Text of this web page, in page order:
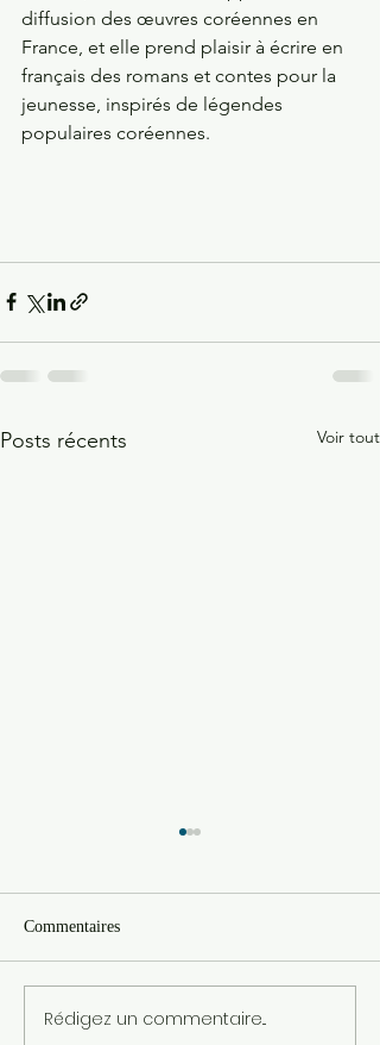
diffusion des œuvres coréennes en
France, et elle prend plaisir à écrire en
français des romans et contes pour la
jeunesse, inspirés de légendes
populaires coréennes.
Posts récents Voir tout
Asia Centre - La Corée à la
Commentaires
Rédigez un commentaire...